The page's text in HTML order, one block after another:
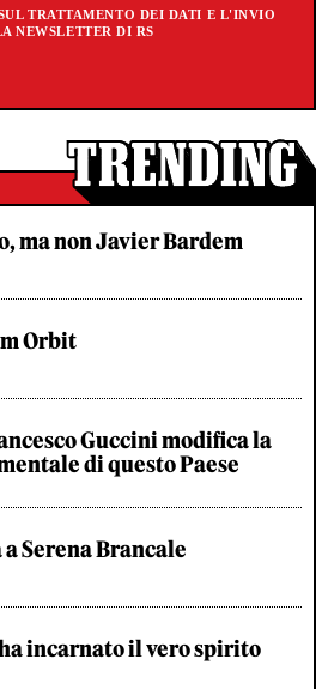
TRATTAMENTO DEI DATI E L'INVIO
NEWSLETTER DI RS
ma non Javier Bardem
Orbit
Guccini modifica la
di questo Paese
Serena Brancale
incarnato il vero spirito